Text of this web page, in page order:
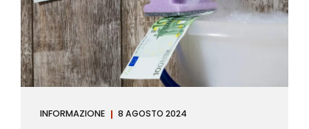
INFORMAZIONE 8 AGOSTO 2024